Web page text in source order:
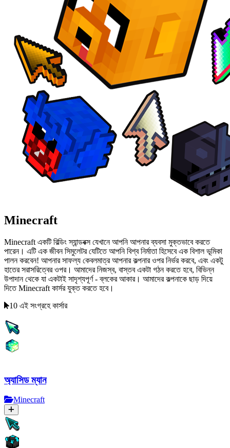
Minecraft
Minecraft একটি বিল্ডিং স্যান্ডবক্স যেখানে আপনি আপনার ব্যবসা মুক্তভাবে করতে
পারেন। এটি এক জীবন সিমুলেটর যেটিতে আপনি বিশ্ব নির্মাতা হিসেবে এক বিশাল ভূমিকা
পালন করবেন! আপনার সাফল্য কেবলমাত্র আপনার কল্পনার ওপর নির্ভর করবে, এবং একটু
হাতের সরাসরিত্বের ওপর। আমাদের নিজস্ব, বাস্তব একটা গঠন করতে হবে, বিভিন্ন
উপাদান থেকে যা একটাই সাদৃশ্যপূর্ণ - ব্লকের আকার। আমাদের কল্পনাকে ছাড় দিয়ে
দিতে Minecraft কার্সর যুক্ত করতে হবে।
10 এই সংগ্রহে কার্সার
অ্যাসিড ম্যান
Minecraft